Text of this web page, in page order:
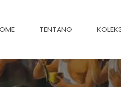
TENTANG